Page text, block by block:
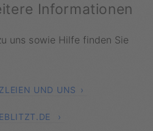
Informationen
uns sowie Hilfe finden Sie
UND UNS